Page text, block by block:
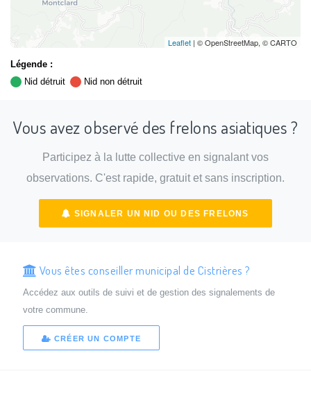
Leaflet | © OpenStreetMap, © CARTO
Légende :
Nid détruit
Nid non détruit
Vous avez observé des frelons asiatiques ?
Participez à la lutte collective en signalant vos
observations. C'est rapide, gratuit et sans inscription.
SIGNALER UN NID OU DES FRELONS
Vous êtes conseiller municipal de Cistrières ?
Accédez aux outils de suivi et de gestion des signalements de
votre commune.
CRÉER UN COMPTE